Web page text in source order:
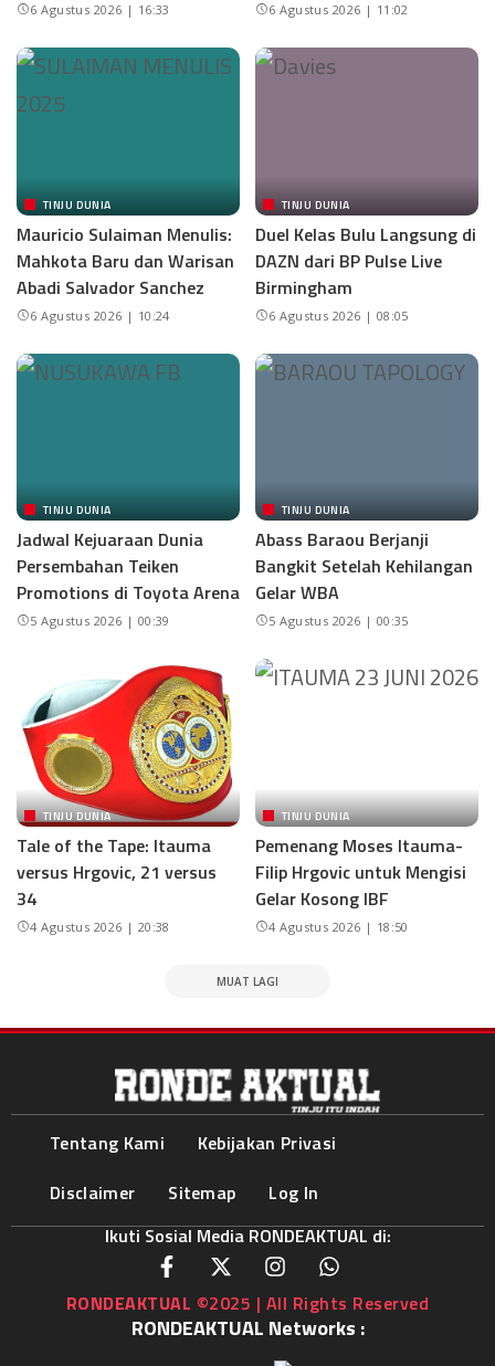
6 Agustus 2026 | 16:33 6 Agustus 2026 | 11:02
TINJU DUNIA
Mauricio Sulaiman Menulis:
Mahkota Baru dan Warisan
Abadi Salvador Sanchez
6 Agustus 2026 | 10:24
TINJU DUNIA
Duel Kelas Bulu Langsung di
DAZN dari BP Pulse Live
Birmingham
6 Agustus 2026 | 08:05
TINJU DUNIA
Jadwal Kejuaraan Dunia
Persembahan Teiken
Promotions di Toyota Arena
5 Agustus 2026 | 00:39
TINJU DUNIA
Abass Baraou Berjanji
Bangkit Setelah Kehilangan
Gelar WBA
5 Agustus 2026 | 00:35
TINJU DUNIA
Tale of the Tape: Itauma
versus Hrgovic, 21 versus
34
4 Agustus 2026 | 20:38
TINJU DUNIA
Pemenang Moses Itauma-
Filip Hrgovic untuk Mengisi
Gelar Kosong IBF
4 Agustus 2026 | 18:50
MUAT LAGI
Tentang Kami
Kebijakan Privasi
Disclaimer
Sitemap
Log In
Ikuti Sosial Media RONDEAKTUAL di:
RONDEAKTUAL ©2025 | All Rights Reserved
RONDEAKTUAL Networks :